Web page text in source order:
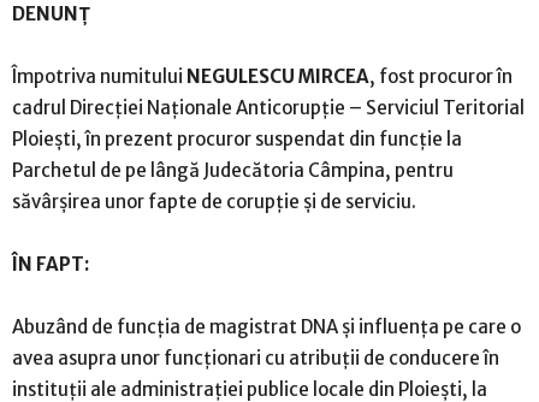
DENUNŢ
Împotriva numitului NEGULESCU MIRCEA, fost procuror în
cadrul Direcţiei Naţionale Anticorupţie – Serviciul Teritorial
Ploieşti, în prezent procuror suspendat din funcţie la
Parchetul de pe lângă Judecătoria Câmpina, pentru
săvârşirea unor fapte de corupţie şi de serviciu.
ÎN FAPT:
Abuzând de funcţia de magistrat DNA şi influenţa pe care o
avea asupra unor funcţionari cu atribuţii de conducere în
instituţii ale administraţiei publice locale din Ploieşti, la